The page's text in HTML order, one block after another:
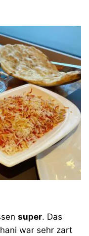
super. Das
war sehr zart